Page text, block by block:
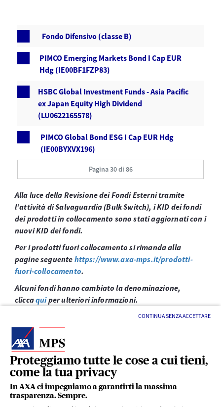
Proteggiamo tutte le cose a cui tieni,
come la tua privacy
In AXA ci impegniamo a garantirti la massima
trasparenza. Sempre.
CONTINUA SENZA ACCETTARE
Fondo Difensivo (classe B)
PIMCO Emerging Markets Bond I Cap EUR
Hdg (IE00BF1FZP83)
HSBC Global Investment Funds - Asia Pacific
ex Japan Equity High Dividend
(LU0622165578)
PIMCO Global Bond ESG I Cap EUR Hdg
(IE00BYXVX196)
Pagina 30 di 86
Alla luce della Revisione dei Fondi Esterni tramite
l’attività di Salvaguardia (Bulk Switch), i KID dei fondi
dei prodotti in collocamento sono stati aggiornati con i
nuovi KID dei fondi.
Per i prodotti fuori collocamento si rimanda alla
pagine seguente https://www.axa-mps.it/prodotti-
fuori-collocamento.
Alcuni fondi hanno cambiato la denominazione,
cliccaquiper ulteriori informazioni.
LINK UTILI